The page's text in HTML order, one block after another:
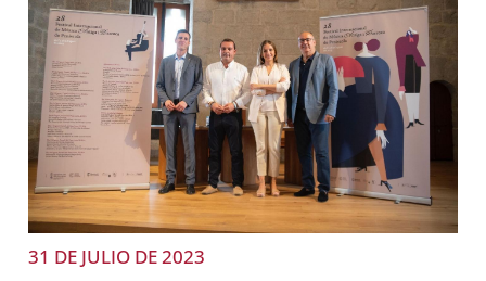
31 DE JULIO DE 2023